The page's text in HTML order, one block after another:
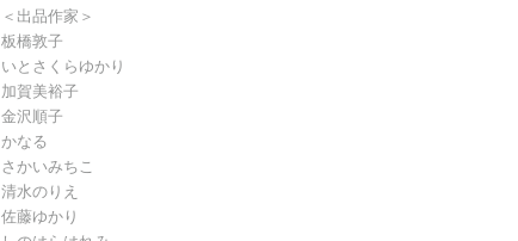
＜出品作家＞
板橋敦子
いとさくらゆかり
加賀美裕子
金沢順子
かなる
さかいみちこ
清水のりえ
佐藤ゆかり